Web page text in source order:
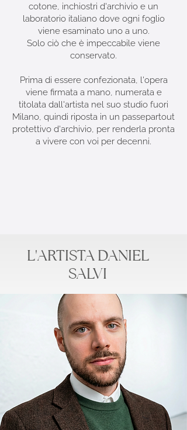
cotone, inchiostri d'archivio e un
laboratorio italiano dove ogni foglio
viene esaminato uno a uno.
Solo ciò che è impeccabile viene
conservato.
Prima di essere confezionata, l'opera
viene firmata a mano, numerata e
titolata dall'artista nel suo studio fuori
Milano, quindi riposta in un passepartout
protettivo d'archivio, per renderla pronta
a vivere con voi per decenni.
L'ARTISTA DANIEL
SALVI